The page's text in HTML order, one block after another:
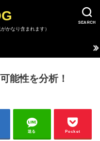
SEARCH
かなり含まれます）
能性を分析！
送る Pocket